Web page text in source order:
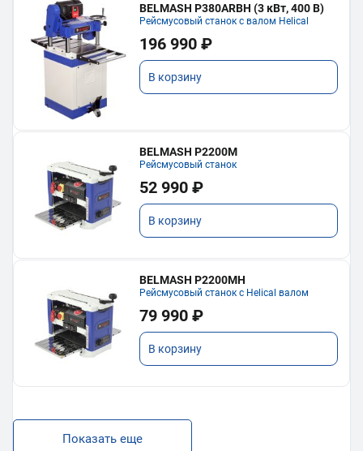
BELMASH P380ARBH (3 кВт, 400 В)
Рейсмусовый станок с валом Helical
196 990 ₽
В корзину
BELMASH P2200M
Рейсмусовый станок
52 990 ₽
В корзину
BELMASH P2200MH
Рейсмусовый станок с Helical валом
79 990 ₽
В корзину
Показать еще